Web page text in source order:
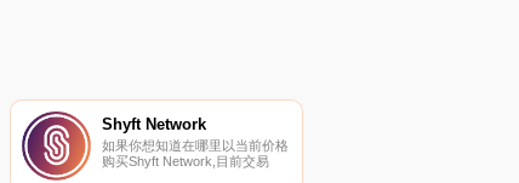
Shyft Network
如果你想知道在哪里以当前价格
购买Shyft Network,目前交易